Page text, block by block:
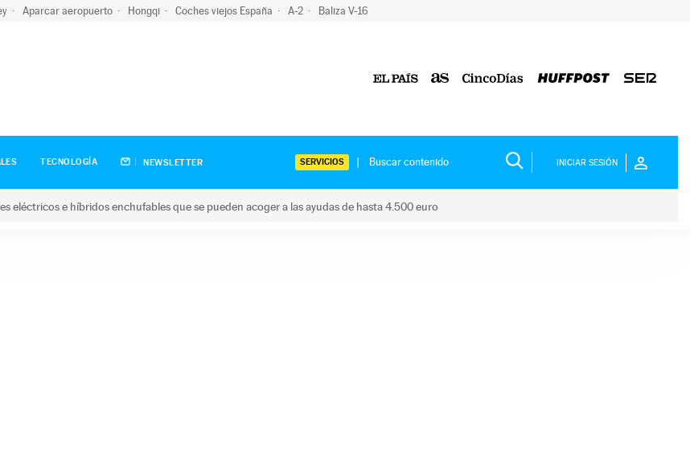
Aparcar aeropuerto Hongqi Coches viejos España A-2 Baliza V-16
TECNOLOGÍA NEWSLETTER SERVICIOS INICIAR SESIÓN
eléctricos e híbridos enchufables que se pueden acoger a las ayudas de hasta 4.500 euro